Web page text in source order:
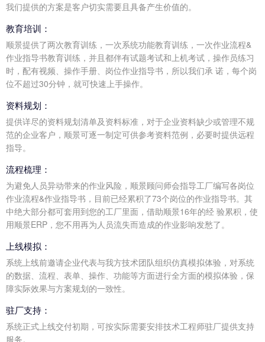
我们提供的方案是客户切实需要且具备产生价值的。
教育培训：
顺景提供了两次教育训练，一次系统功能教育训练，一次作业流程&
作业指导书教育训练，并且都伴有试题考试和上机考试，操作员练习
时，配有视频、操作手册、岗位作业指导书，所以我们承 诺，每个岗
位不超过30分钟，就可快速上手操作。
资料规划：
提供详尽的资料规划清单及资料标准，对于企业资料缺少或管理不规
范的企业客户，顺景可逐一制定可供参考资料范例，必要时提供远程
指导。
流程梳理：
为避免人员异动带来的作业风险，顺景顾问师会指导工厂编写各岗位
作业流程&作业指导书，目前已经累积了73个岗位的作业指导书。其
中绝大部分都可套用到您的工厂里面，借助顺景16年的经 验累积，使
用顺景ERP，您不用再为人员流失而造成的作业影响发愁了。
上线模拟：
系统上线前邀请企业代表与我方技术团队组织仿真模拟体验，对系统
的数据、流程、表单、操作、功能等方面进行全方面的模拟体验，保
障实际效果与方案规划的一致性。
驻厂支持：
系统正式上线交付初期，可按实际需要安排技术工程师驻厂提供支持
服务。